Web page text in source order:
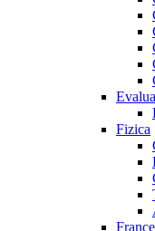
Fizica